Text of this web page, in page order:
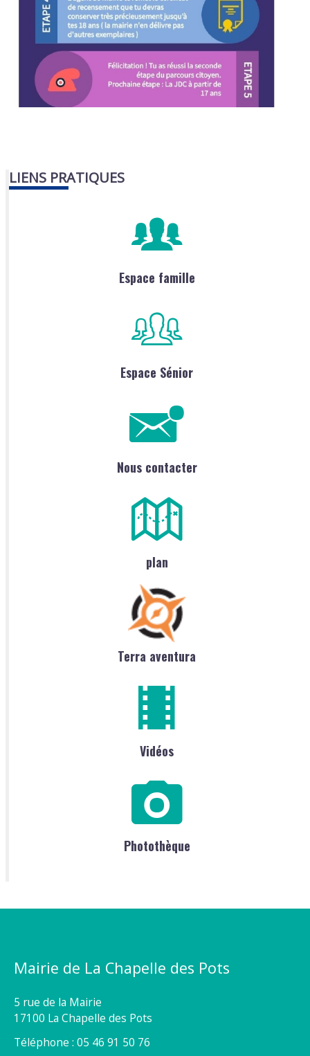
LIENS PRATIQUES
Espace famille
Espace Sénior
Nous contacter
plan
Terra aventura
Vidéos
Photothèque
Mairie de La Chapelle des Pots
5 rue de la Mairie
17100 La Chapelle des Pots
Téléphone : 05 46 91 50 76